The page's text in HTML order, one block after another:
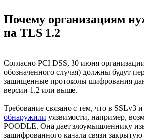
Почему организациям
на TLS 1.2
Согласно PCI DSS, 30 июня
обозначенного случая) должны будут
защищенные протоколы шифрования
версии 1.2 или выше.
Требование связано с тем, что в SSLv3
обнаружили уязвимости, например,
POODLE. Она дает злоумышленнику
зашифрованного канала связи